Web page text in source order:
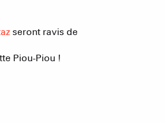
seront ravis de
Piou-Piou !